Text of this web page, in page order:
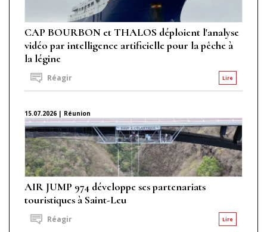
CAP BOURBON et THALOS déploient l'analyse
vidéo par intelligence artificielle pour la pêche à
la légine
Lire
Réagir
15.07.2026 | Réunion
AIR JUMP 974 développe ses partenariats
touristiques à Saint-Leu
Lire
Réagir